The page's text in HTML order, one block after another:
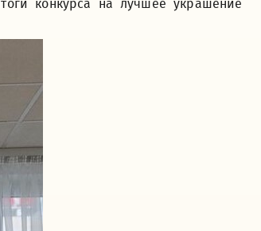
конкурса на лучшее украшение